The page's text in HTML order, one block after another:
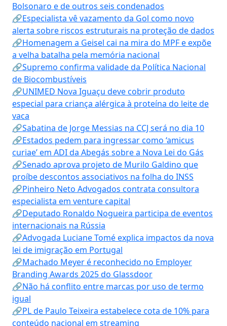
Bolsonaro e de outros seis condenados
🔗Especialista vê vazamento da Gol como novo
alerta sobre riscos estruturais na proteção de dados
🔗Homenagem a Geisel cai na mira do MPF e expõe
a velha batalha pela memória nacional
🔗Supremo confirma validade da Política Nacional
de Biocombustíveis
🔗UNIMED Nova Iguaçu deve cobrir produto
especial para criança alérgica à proteína do leite de
vaca
🔗Sabatina de Jorge Messias na CCJ será no dia 10
🔗Estados pedem para ingressar como ‘amicus
curiae’ em ADI da Abegás sobre a Nova Lei do Gás
🔗Senado aprova projeto de Murilo Galdino que
proíbe descontos associativos na folha do INSS
🔗Pinheiro Neto Advogados contrata consultora
especialista em venture capital
🔗Deputado Ronaldo Nogueira participa de eventos
internacionais na Rússia
🔗Advogada Luciane Tomé explica impactos da nova
lei de imigração em Portugal
🔗Machado Meyer é reconhecido no Employer
Branding Awards 2025 do Glassdoor
🔗Não há conflito entre marcas por uso de termo
igual
🔗PL de Paulo Teixeira estabelece cota de 10% para
conteúdo nacional em streaming